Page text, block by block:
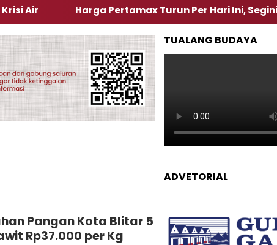
Harga Pertamax Turun Per Hari Ini, Segini Harganya
Pangan Kota Blitar 5
Rp37.000 per Kg
TUALANG BUDAYA
ADVETORIAL